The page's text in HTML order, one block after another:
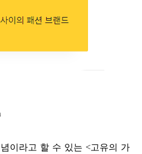
이라고 할 수 있는 <고유의 가